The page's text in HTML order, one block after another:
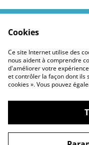
Politiques
©2026Moustickat
Cookies
Ce site Internet utilise des
nous aident à comprendre
d'améliorer votre
et contrôler la façon dont ils
cookies ». Vous pouvez